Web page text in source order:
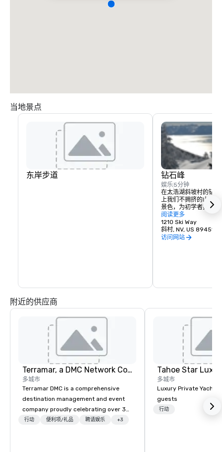
当地景点
东岸步道 钻石峰
娱乐5分钟
在太浩湖斜坡村的钻
上我们不拥挤的山脉
景色，为初学者提供
为专家们提供了孤独
的地形。
阅读更多
1210 Ski Way
斜村, NV, US 89451
访问网站
附近的供应商
Terramar, a DMC Network Company
多城市
Terramar DMC is a comprehensive
destination management and event
company proudly celebrating over 30
years in business. Renowned for its
行动 便利项/礼品 聘请娱乐 +3
Tahoe Star
多城市
Luxury Private Yacht
guests
行动